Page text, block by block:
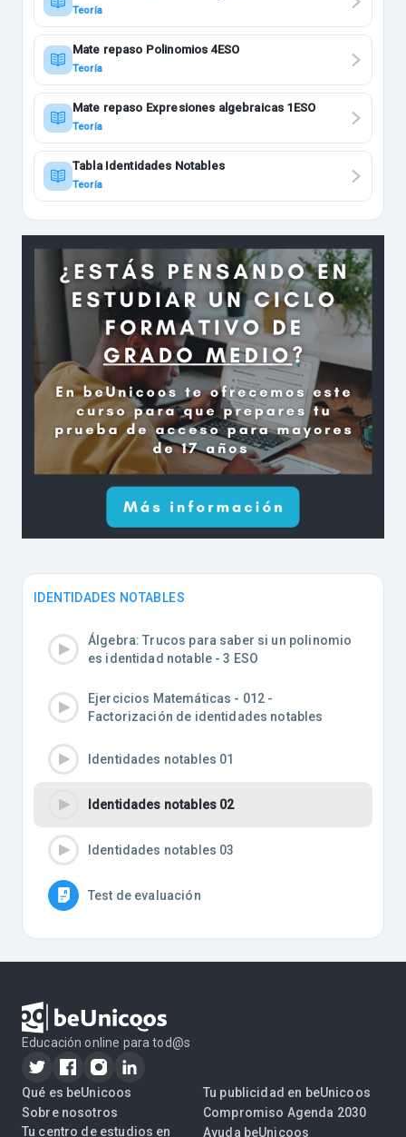
Teoría
Mate repaso Polinomios 4ESO
Teoría
Mate repaso Expresiones algebraicas 1ESO
Teoría
Tabla Identidades Notables
Teoría
IDENTIDADES NOTABLES
Álgebra: Trucos para saber si un polinomio
es identidad notable - 3 ESO
Ejercicios Matemáticas - 012 -
Factorización de identidades notables
Identidades notables 01
Identidades notables 02
Identidades notables 03
Test de evaluación
Educación online para tod@s
Qué es beUnicoos
Sobre nosotros
Tu centro de estudios en
Tu publicidad en beUnicoos
Compromiso Agenda 2030
Ayuda beUnicoos